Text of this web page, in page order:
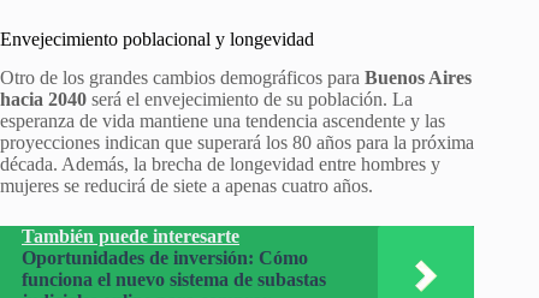
Envejecimiento poblacional y longevidad
Otro de los grandes cambios demográficos para Buenos Aires
hacia 2040 será el envejecimiento de su población. La
esperanza de vida mantiene una tendencia ascendente y las
proyecciones indican que superará los 80 años para la próxima
década. Además, la brecha de longevidad entre hombres y
mujeres se reducirá de siete a apenas cuatro años.
También puede interesarte
Oportunidades de inversión: Cómo
funciona el nuevo sistema de subastas